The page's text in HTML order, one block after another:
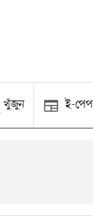
খুঁজুন ই-